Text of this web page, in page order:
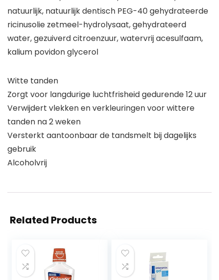
natuurlijk, natuurlijk dentisch PEG-40 gehydrateerde
ricinusolie zetmeel-hydrolysaat, gehydrateerd
water, gezuiverd citroenzuur, watervrij acesulfaam,
kalium povidon glycerol
Witte tanden
Zorgt voor langdurige luchtfrisheid gedurende 12 uur
Verwijdert vlekken en verkleuringen voor wittere
tanden na 2 weken
Versterkt aantoonbaar de tandsmelt bij dagelijks
gebruik
Alcoholvrij
Related Products